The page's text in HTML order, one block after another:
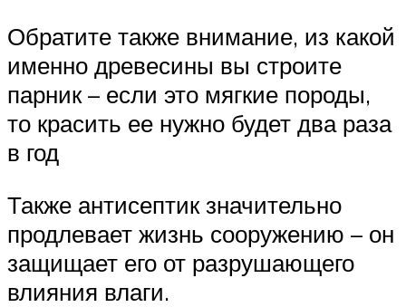
Обратите также внимание, из какой
именно древесины вы строите
парник – если это мягкие породы,
то красить ее нужно будет два раза
в год
Также антисептик значительно
продлевает жизнь сооружению – он
защищает его от разрушающего
влияния влаги.